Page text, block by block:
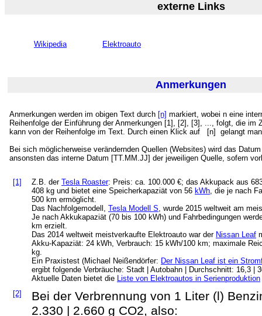
externe Links
Wikipedia Elektroauto
Anmerkungen
Anmerkungen werden im obigen Text durch [n] markiert, wobei n eine
Reihenfolge der Einführung der Anmerkungen [1], [2], [3], ..., folgt, die im
kann von der Reihenfolge im Text. Durch einen Klick auf
[n] gelangt
Bei sich möglicherweise verändernden Quellen (Websites) wird das
ansonsten das interne Datum [TT.MM.JJ] der jeweiligen Quelle, sofern
[1] Z.B. der Tesla Roaster: Preis: ca. 100.000 €; das Akkupack aus
408 kg und bietet eine Speicherkapaziät von 56 kWh, die je nach
500 km ermöglicht.
Das Nachfolgemodell, Tesla Modell S, wurde 2015 weltweit am
Je nach Akkukapaziät (70 bis 100 kWh) und Fahrbedingungen
km erzielt.
Das 2014 weltweit meistverkaufte Elektroauto war der Nissan Leaf
Akku-Kapaziät: 24 kWh, Verbrauch: 15 kWh/100 km; maximale
kg.
Ein Praxistest (Michael Neißendörfer: Der Nissan Leaf ist ein
ergibt folgende Verbräuche: Stadt | Autobahn | Durchschnitt: 16,3 |
Aktuelle Daten bietet die Liste von Elektroautos in Serienproduktion
[2]
Bei der Verbrennung von 1 Liter (l)
2.330 | 2.660 g CO2, also: